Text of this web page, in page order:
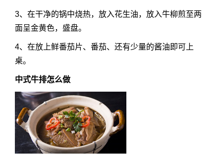
3、在干净的锅中烧热，放入花生油，放入牛柳煎至两
面呈金黄色，盛盘。
4、在放上鲜番茄片、番茄、还有少量的酱油即可上
桌。
中式牛排怎么做